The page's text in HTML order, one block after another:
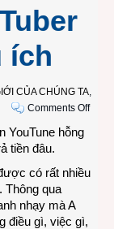
ích
CỦA CHÚNG TA,
Comments Offon
YouTune hỗng
tiền đâu.
có rất nhiều
Thông qua
nhạy mà A
điều gì, việc gì,